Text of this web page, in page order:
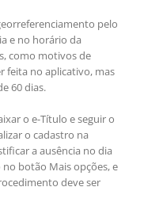
pelo
e no horário da
como motivos de
feita no aplicativo, mas
60 dias.
o e-Título e seguir o
o cadastro na
a ausência no dia
botão Mais opções, e
deve ser